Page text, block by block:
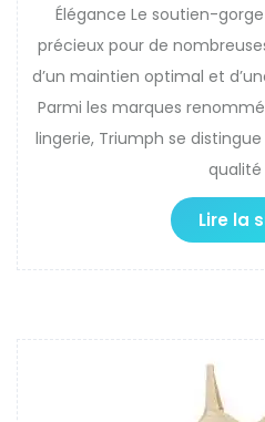
Élégance Le soutien-
précieux pour de
d’un maintien optimal et
Parmi les marques
lingerie, Triumph se
Lire la